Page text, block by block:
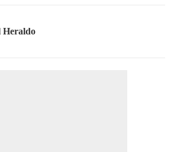
Heraldo